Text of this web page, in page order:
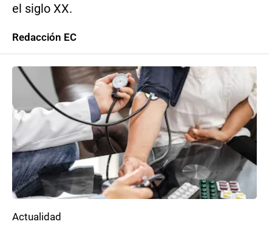
el siglo XX.
Redacción EC
Actualidad